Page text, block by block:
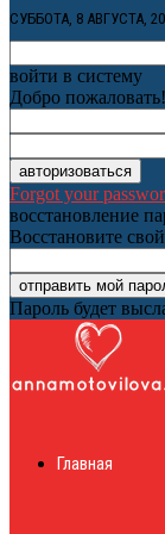
СУББОТА, 8 АВГУСТА,
войти в систему
Добро
Forgot your
восстановление
Восстановите
Пароль будет
Главная